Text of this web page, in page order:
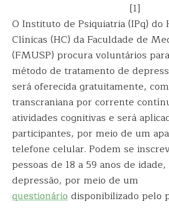
[1]
O Instituto de Psiquiatria (IPq) do
Clínicas (HC) da Faculdade de
(FMUSP) procura voluntários
método de tratamento de
será oferecida gratuitamente,
transcraniana por corrente
atividades cognitivas e será
participantes, por meio de um
telefone celular. Podem se
pessoas de 18 a 59 anos de
depressão, por meio de um
questionáriodisponibilizado pelo